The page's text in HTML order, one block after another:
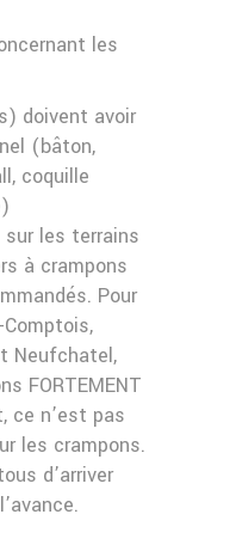
les
doivent avoir
(bâton,
coquille
les terrains
à crampons
Pour
Neufchatel,
FORTEMENT
ce n’est pas
les crampons.
d’arriver